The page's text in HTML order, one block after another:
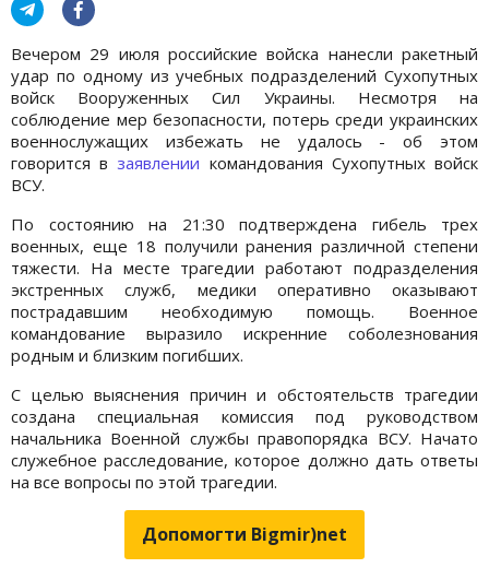
Вечером 29 июля российские войска нанесли ракетный
удар по одному из учебных подразделений Сухопутных
войск Вооруженных Сил Украины. Несмотря на
соблюдение мер безопасности, потерь среди украинских
военнослужащих избежать не удалось - об этом
говорится взаявлении командования Сухопутных войск
ВСУ.
По состоянию на 21:30 подтверждена гибель трех
военных, еще 18 получили ранения различной степени
тяжести. На месте трагедии работают подразделения
экстренных служб, медики оперативно оказывают
пострадавшим необходимую помощь. Военное
командование выразило искренние соболезнования
родным и близким погибших.
С целью выяснения причин и обстоятельств трагедии
создана специальная комиссия под руководством
начальника Военной службы правопорядка ВСУ. Начато
служебное расследование, которое должно дать ответы
на все вопросы по этой трагедии.
Допомогти Bigmir)net